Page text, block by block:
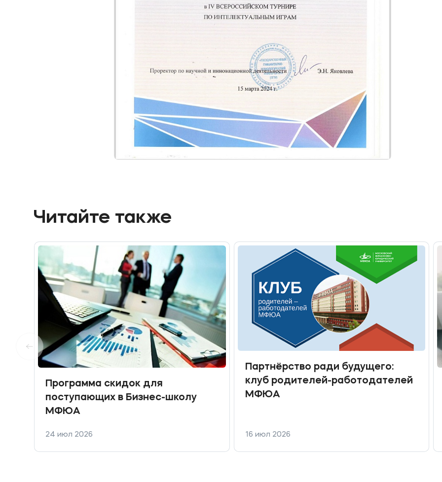
Читайте также
Программа скидок для
поступающих в Бизнес-школу
МФЮА
24 июл 2026
Партнёрство ради будущего:
клуб родителей-работодателей
МФЮА
16 июл 2026